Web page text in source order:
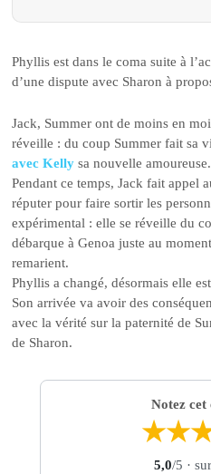
Phyllis est dans le coma suite à
d’une dispute avec Sharon à
Jack, Summer ont de moins en
réveille : du coup Summer fait sa
avec Kelly sa nouvelle amoureuse.
Pendant ce temps, Jack fait appel
réputer pour faire sortir les
expérimental : elle se réveille du
débarque à Genoa juste au
remarient.
Phyllis a changé, désormais elle
Son arrivée va avoir des
avec la vérité sur la paternité de
de Sharon.
Notez cet
★★
5,0/5 ·